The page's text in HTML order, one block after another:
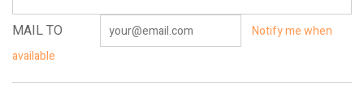
MAIL TO
Notify me when
available